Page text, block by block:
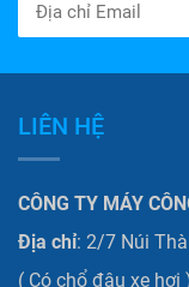
LIÊN HỆ
CÔNG TY MÁY
Địa chỉ: 2/7 Núi
( Có chổ đậu xe hơi